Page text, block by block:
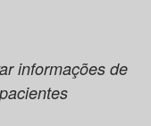
informações de